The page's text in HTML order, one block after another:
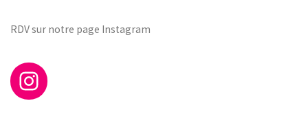
RDV sur notre page Instagram